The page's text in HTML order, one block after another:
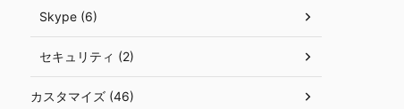
Skype (6)
セキュリティ (2)
カスタマイズ (46)